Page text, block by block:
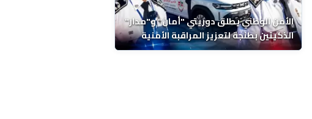
الأمن الوطني يطلق دوريتي "أمان" و"مدار"
الذكيتين بطنجة لتعزيز المراقبة الأمنية